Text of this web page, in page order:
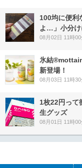
100均に便利
よ…」小分け
08月02日 11時00
氷結
新登場！
08月03日 11時30
1枚22円っ
生グッズ
08月01日 11時00